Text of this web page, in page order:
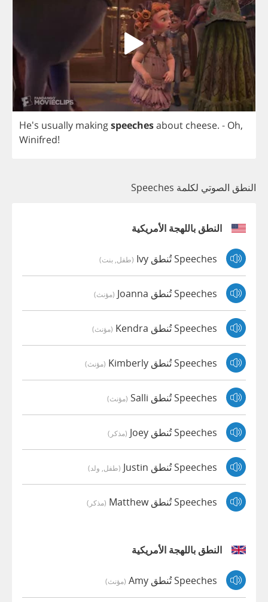
He's usually makingspeechesabout cheese. - Oh,
Winifred!
النطق الصوتي لكلمة Speeches
النطق باللهجة الأمريكية
Speeches تُنطق Ivy (طفل, بنت)
Speeches تُنطق Joanna (مؤنث)
Speeches تُنطق Kendra (مؤنث)
Speeches تُنطق Kimberly (مؤنث)
Speeches تُنطق Salli (مؤنث)
Speeches تُنطق Joey (مذكر)
Speeches تُنطق Justin (طفل, ولد)
Speeches تُنطق Matthew (مذكر)
النطق باللهجة الأمريكية
Speeches تُنطق Amy (مؤنث)